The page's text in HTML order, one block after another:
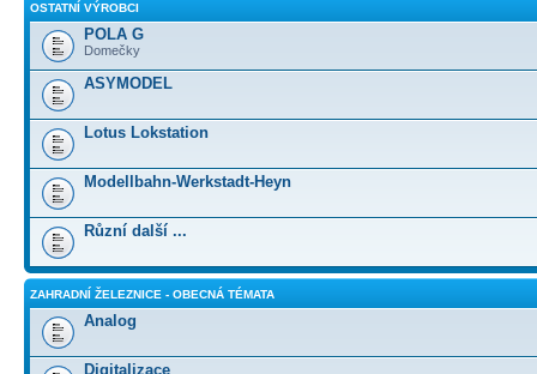
OSTATNÍ VÝROBCI
POLA G
Domečky
ASYMODEL
Lotus Lokstation
Modellbahn-Werkstadt-Heyn
Různí další ...
ZAHRADNÍ ŽELEZNICE - OBECNÁ TÉMATA
Analog
Digitalizace